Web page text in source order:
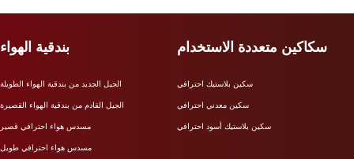
بندقية الهواء
الجيل الجديد من بندقية الهواء الطويلة
الجيل القادم من بندقية الهواء القصيرة
مسدس هواء احترافي قصير
مسدس هواء احترافي طويل
سكاكين متعددة الاستخدام
سكين بلاستيك احترافي
سكين معدني احترافي
سكين بلاستيك أسود احترافي